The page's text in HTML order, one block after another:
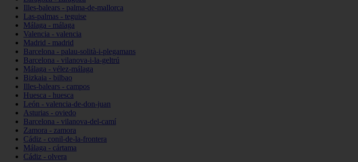
Illes-balears - palma-de-mallorca
Las-palmas - teguise
Málaga - málaga
Valencia - valencia
Madrid - madrid
Barcelona - palau-solità-i-plegamans
Barcelona - vilanova-i-la-geltrú
Málaga - vélez-málaga
Bizkaia - bilbao
Illes-balears - campos
Huesca - huesca
León - valencia-de-don-juan
Asturias - oviedo
Barcelona - vilanova-del-camí
Zamora - zamora
Cádiz - conil-de-la-frontera
Málaga - cártama
Cádiz - olvera